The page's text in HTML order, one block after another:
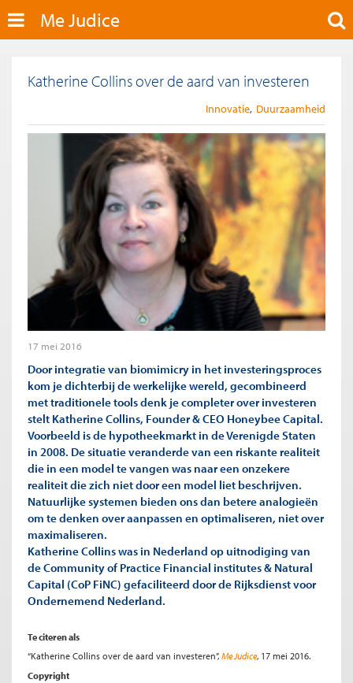
Me Judice
Katherine Collins over de aard van investeren
Innovatie Duurzaamheid
17 mei 2016
Door integratie van biomimicry in het investeringsproces
kom je dichterbij de werkelijke wereld, gecombineerd
met traditionele tools denk je completer over investeren
stelt Katherine Collins, Founder & CEO Honeybee Capital.
Voorbeeld is de hypotheekmarkt in de Verenigde Staten
in 2008. De situatie veranderde van een riskante realiteit
die in een model te vangen was naar een onzekere
realiteit die zich niet door een model liet beschrijven.
Natuurlijke systemen bieden ons dan betere analogieën
om te denken over aanpassen en optimaliseren, niet over
maximaliseren.
Katherine Collins was in Nederland op uitnodiging van
de Community of Practice Financial institutes & Natural
Capital (CoP FiNC) gefaciliteerd door de Rijksdienst voor
Ondernemend Nederland.
Te citeren als
“Katherine Collins over de aard van investeren”, Me Judice, 17 mei 2016.
Copyright